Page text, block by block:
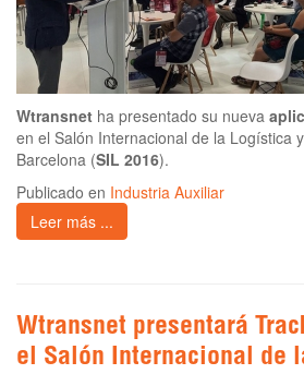
Wtransnet ha presentado su nueva
en el Salón Internacional de la Logística
Barcelona (SIL 2016).
Publicado en Industria Auxiliar
Leer más ...
Wtransnet presentará
el Salón Internacional de